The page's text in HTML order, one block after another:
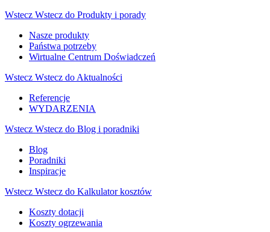
Wstecz Wstecz do Produkty i porady
Nasze produkty
Państwa potrzeby
Wirtualne Centrum Doświadczeń
Wstecz Wstecz do Aktualności
Referencje
WYDARZENIA
Wstecz Wstecz do Blog i poradniki
Blog
Poradniki
Inspiracje
Wstecz Wstecz do Kalkulator kosztów
Koszty dotacji
Koszty ogrzewania